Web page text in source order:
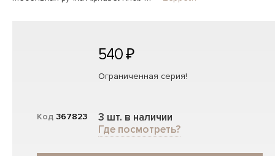
Код 367823
540 ₽
Ограниченная серия!
3 шт. в наличии
Где посмотреть?